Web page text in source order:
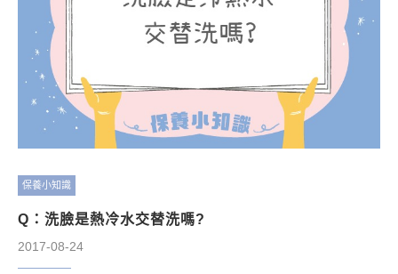
保養小知識
Q：洗臉是熱冷水交替洗嗎?
2017-08-24